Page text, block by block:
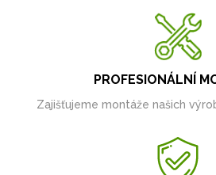
PROFESIONÁLNÍ
Zajišťujeme montáže našich